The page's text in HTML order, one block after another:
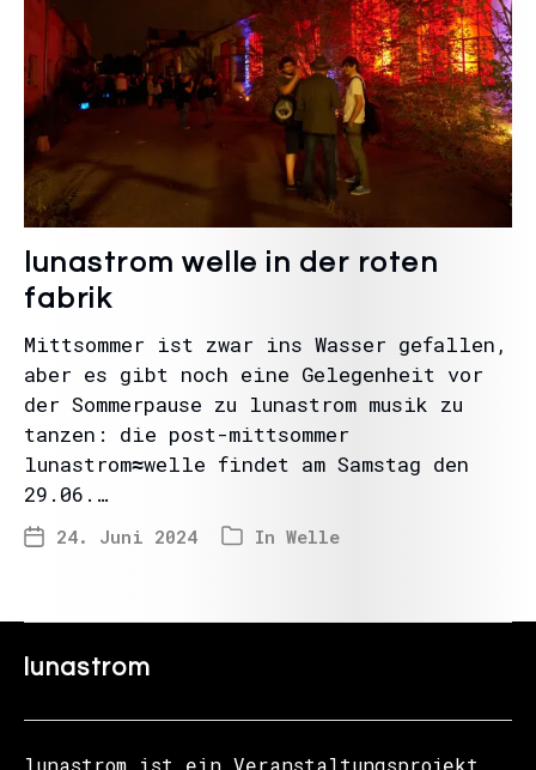
lunastrom welle in der roten
fabrik
Mittsommer ist zwar ins Wasser gefallen,
aber es gibt noch eine Gelegenheit vor
der Sommerpause zu lunastrom musik zu
tanzen: die post-mittsommer
lunastrom≈welle findet am Samstag den
29.06.…
24. Juni 2024 In Welle
lunastrom
lunastrom ist ein Veranstaltungsprojekt,